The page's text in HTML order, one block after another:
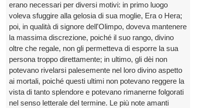
erano necessari per diversi motivi: in primo luogo
voleva sfuggire alla gelosia di sua moglie, Era o Hera;
poi, in qualità di signore dell'Olimpo, doveva mantenere
la massima discrezione, poiché il suo rango, divino
oltre che regale, non gli permetteva di esporre la sua
persona troppo direttamente; in ultimo, gli dèi non
potevano rivelarsi palesemente nel loro divino aspetto
ai mortali, poiché questi ultimi non potevano reggere la
vista di tanto splendore e potevano rimanerne folgorati
nel senso letterale del termine. Le più note amanti